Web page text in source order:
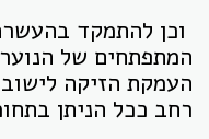
וכן להתמקד
המתפתחים של
העמקת הזיקה
רחב ככל הניתן